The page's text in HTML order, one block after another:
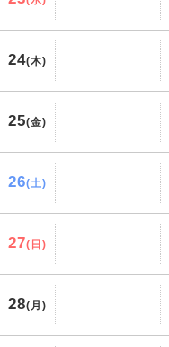
24(木)
25(金)
26(土)
27(日)
28(月)